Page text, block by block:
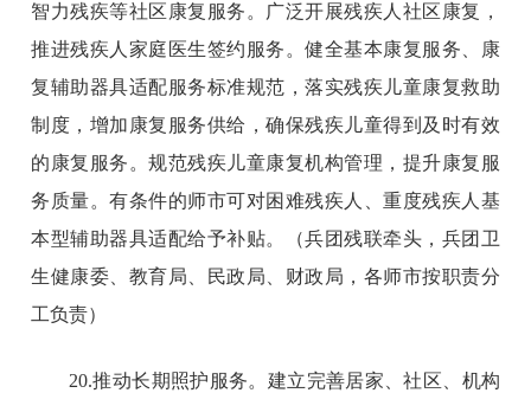
智力残疾等社区康复服务。广泛开展残疾人社区康复，
推进残疾人家庭医生签约服务。健全基本康复服务、康
复辅助器具适配服务标准规范，落实残疾儿童康复救助
制度，增加康复服务供给，确保残疾儿童得到及时有效
的康复服务。规范残疾儿童康复机构管理，提升康复服
务质量。有条件的师市可对困难残疾人、重度残疾人基
本型辅助器具适配给予补贴。（兵团残联牵头，兵团卫
生健康委、教育局、民政局、财政局，各师市按职责分
工负责）
20.推动长期照护服务。建立完善居家、社区、机构